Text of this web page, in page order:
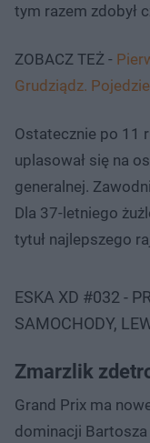
tym razem zdobył
ZOBACZ TEŻ -
Grudziądz.
Ostatecznie po 11
uplasował się na
generalnej.
Dla 37-letniego
tytuł najlepszego
ESKA XD #032 -
SAMOCHODY,
Zmarzlik
Grand Prix ma
dominacji